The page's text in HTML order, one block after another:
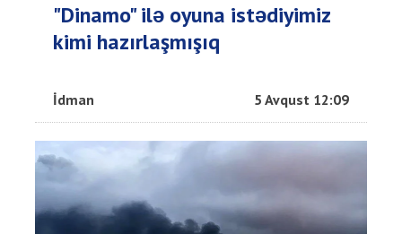
"Dinamo" ilə oyuna istədiyimiz
kimi hazırlaşmışıq
İdman 5 Avqust 12:09